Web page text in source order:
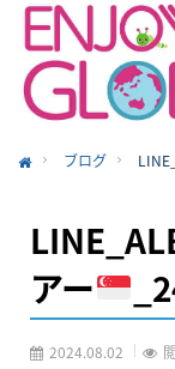
ブログ
アー
2024.08.02